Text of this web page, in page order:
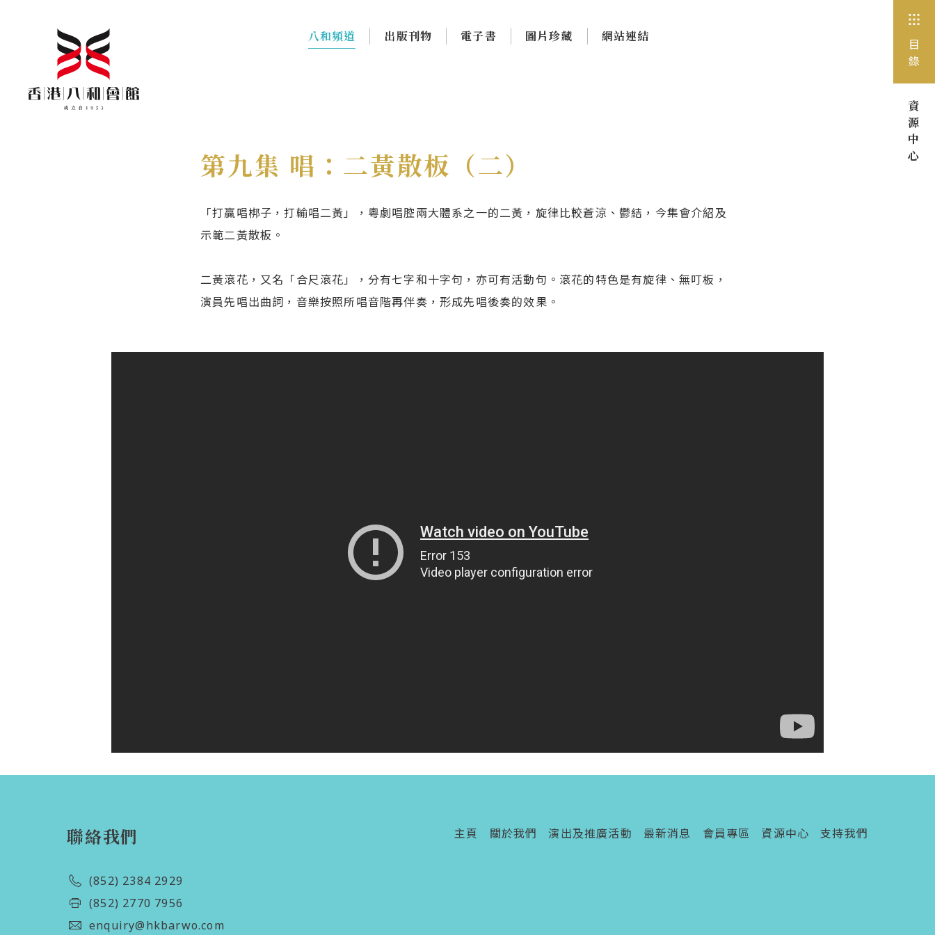
目
錄
資
源
中
心
八和頻道 出版刊物 電子書 圖片珍藏 網站連結
第九集 唱：二黃散板（二）
「打贏唱梆子，打輸唱二黃」，粵劇唱腔兩大體系之一的二黃，旋律比較蒼涼、鬱結，今集會介紹及
示範二黃散板。
二黃滾花，又名「合尺滾花」，分有七字和十字句，亦可有活動句。滾花的特色是有旋律、無叮板，
演員先唱出曲詞，音樂按照所唱音階再伴奏，形成先唱後奏的效果。
主頁 關於我們 演出及推廣活動 最新消息 會員專區 資源中心 支持我們
聯絡我們
(852) 2384 2929
(852) 2770 7956
enquiry@hkbarwo.com